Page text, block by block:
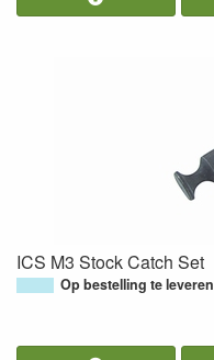
ICS M3 Stock Catch Set
Op bestelling te leveren